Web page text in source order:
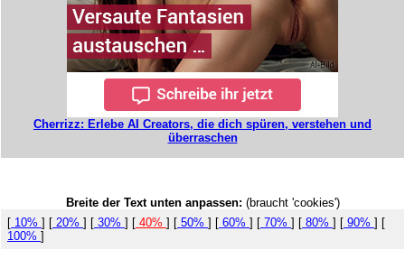
Cherrizz: Erlebe AI Creators, die dich spüren, verstehen und
überraschen
Breite der Text unten anpassen: (braucht 'cookies')
[ 10% ] [ 20% ] [ 30% ] [ 40% ] [ 50% ] [ 60% ] [ 70% ] [ 80% ] [ 90% ] [
100% ]